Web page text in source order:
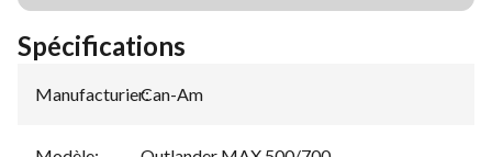
Spécifications
Manufacturier:
Can-Am